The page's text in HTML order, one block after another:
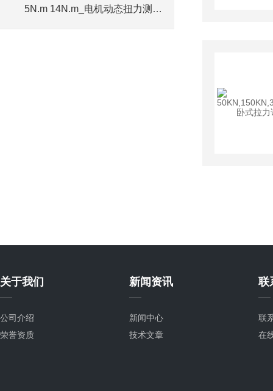
5N.m 14N.m_电机动态扭力测试
关于我们
公司介绍
荣誉资质
新闻资讯
新闻中心
技术文章
联
联
在